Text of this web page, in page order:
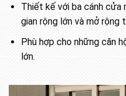
Thiết kế với ba cánh cửa
gian rộng lớn và mở rộng
Phù hợp cho những căn
lớn.